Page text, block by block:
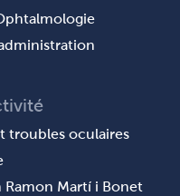
troubles oculaires
Ramon Martí i Bonet